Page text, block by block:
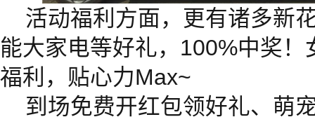
活动福利方面，更有诸多新
能大家电等好礼，100%中奖
福利，贴心力Max~
到场免费开红包领好礼、萌